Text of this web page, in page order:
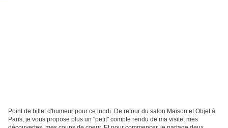
Point de billet d'humeur pour ce lundi. De retour du salon Maison et Objet à
Paris, je vous propose plus un "petit" compte rendu de ma visite, mes